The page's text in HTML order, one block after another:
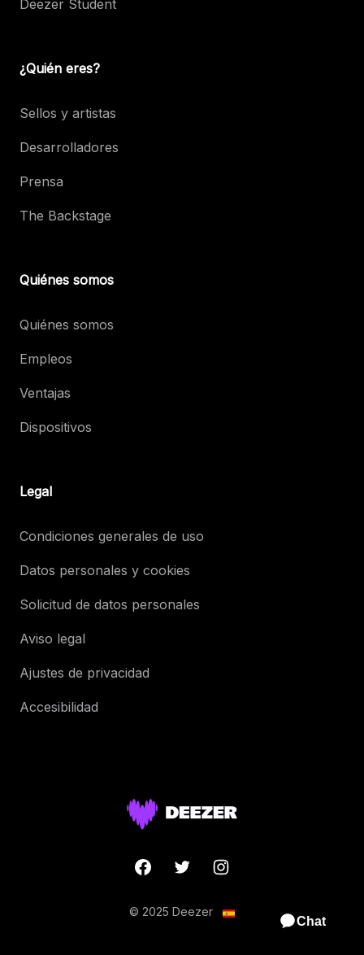
Deezer Student
¿Quién eres?
Sellos y artistas
Desarrolladores
Prensa
The Backstage
Quiénes somos
Quiénes somos
Empleos
Ventajas
Dispositivos
Legal
Condiciones generales de uso
Datos personales y cookies
Solicitud de datos personales
Aviso legal
Ajustes de privacidad
Accesibilidad
© 2025 Deezer